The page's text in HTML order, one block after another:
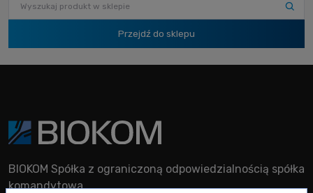
Przejdź do sklepu
BIOKOM Spółka z ograniczoną odpowiedzialnością spółka
komandytowa